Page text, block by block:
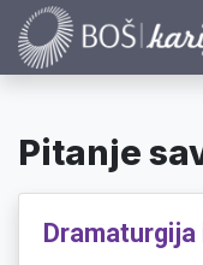
Pitanje